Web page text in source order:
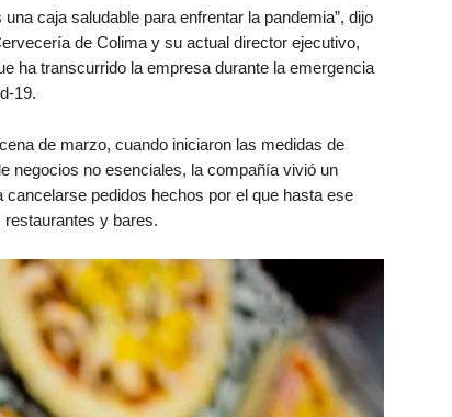
caja saludable para enfrentar la pandemia”, dijo
de Colima y su actual director ejecutivo,
ha transcurrido la empresa durante la emergencia
19.
de marzo, cuando iniciaron las medidas de
negocios no esenciales, la compañía vivió un
pedidos hechos por el que hasta ese
y bares.